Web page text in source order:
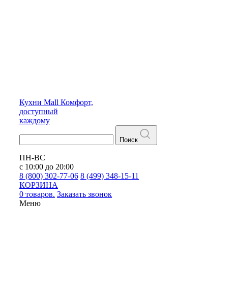
Кухни Mall Комфорт,
доступный
каждому
Поиск
ПН-ВС
с 10:00 до 20:00
8 (800) 302-77-06 8 (499) 348-15-11
КОРЗИНА
0 товаров. Заказать звонок
Меню